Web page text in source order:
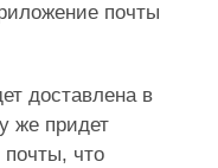
почты
доставлена в
же придет
что